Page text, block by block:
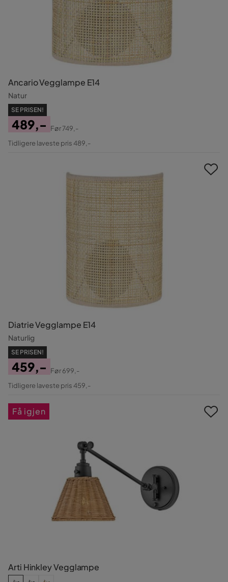
Ancario Vegglampe E14
Natur
SE PRISEN!
Pris
489,-
Original
Før749,-
Tidligere laveste pris 489,-
Diatrie Vegglampe E14
Naturlig
SE PRISEN!
Pris
459,-
Original
Før699,-
Tidligere laveste pris 459,-
Arti Hinkley Vegglampe
Få igjen